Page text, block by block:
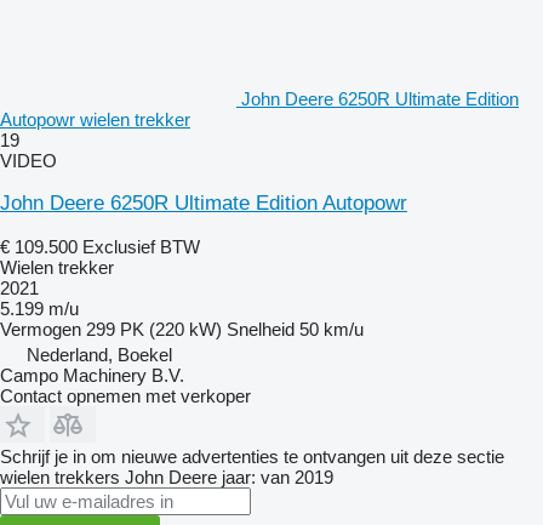
John Deere 6250R Ultimate Edition
Autopowr wielen trekker
19
VIDEO
John Deere 6250R Ultimate Edition Autopowr
€ 109.500 Exclusief BTW
Wielen trekker
2021
5.199 m/u
Vermogen 299 PK (220 kW) Snelheid 50 km/u
Nederland, Boekel
Campo Machinery B.V.
Contact opnemen met verkoper
Schrijf je in om nieuwe advertenties te ontvangen uit deze sectie
wielen trekkers John Deere jaar: van 2019